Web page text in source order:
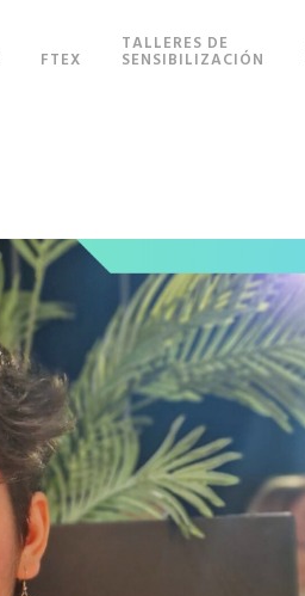
FTEX
TALLERES DE
SENSIBILIZACIÓN